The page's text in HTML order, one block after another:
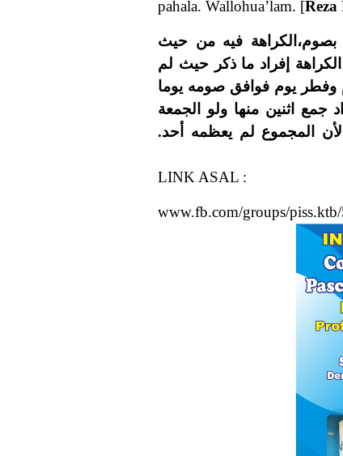
pahala. Wallohua’lam. [
بصوم،الكراهة فيه من حيث
إفراد ما ذكر حيث لم
وفطر يوم فوافق صومه يوما
اثنين منها ولو الجمعة
لأن المجموع لم يعظمه أحد.
LINK ASAL :
www.fb.com/groups/